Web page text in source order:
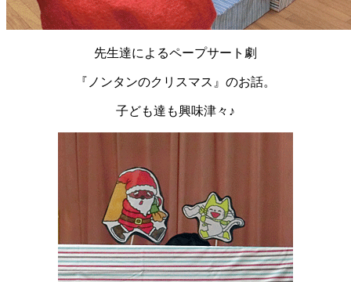
先生達によるペープサート劇
『ノンタンのクリスマス』のお話。
子ども達も興味津々♪